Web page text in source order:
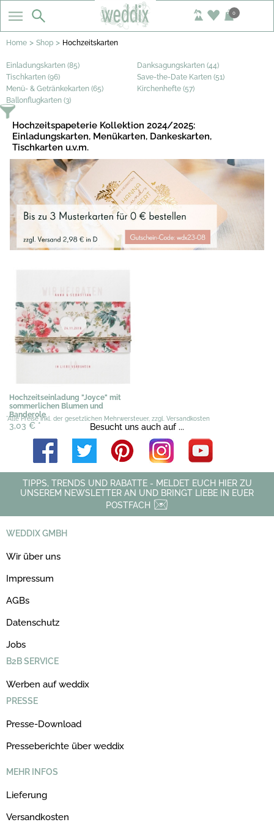
0
Home > Shop > Hochzeitskarten
Einladungskarten (85)
Danksagungskarten (44)
Tischkarten (96)
Save-the-Date Karten (51)
Menü- & Getränkekarten (65)
Kirchenhefte (57)
Ballonflugkarten (3)
Hochzeitspapeterie Kollektion 2024/2025:
Einladungskarten, Menükarten, Dankeskarten,
Tischkarten u.v.m.
Hochzeitseinladung "Joyce" mit
sommerlichen Blumen und
Banderole
3,03 € *
*Alle Preise inkl. der gesetzlichen Mehrwersteuer, zzgl. Versandkosten
Besucht uns auch auf ...
TIPPS, TRENDS UND RABATTE - MELDET EUCH HIER ZU
UNSEREM NEWSLETTER AN UND BRINGT LIEBE IN EUER
POSTFACH
WEDDIX GMBH
Wir über uns
Impressum
AGBs
Datenschutz
Jobs
B2B SERVICE
Werben auf weddix
PRESSE
Presse-Download
Presseberichte über weddix
MEHR INFOS
Lieferung
Versandkosten